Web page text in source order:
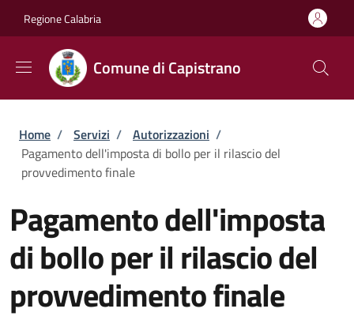
Regione Calabria
Comune di Capistrano
Briciole di pane
Home / Servizi / Autorizzazioni /
Pagamento dell'imposta di bollo per il rilascio del
provvedimento finale
Pagamento dell'imposta
di bollo per il rilascio del
provvedimento finale